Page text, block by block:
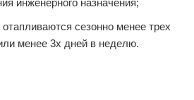
инженерного назначения;
сезонно менее трех
менее 3х дней в неделю.